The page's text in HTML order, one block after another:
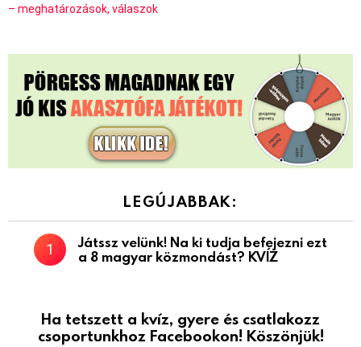
– meghatározások, válaszok
LEGÚJABBAK:
Játssz velünk! Na ki tudja befejezni ezt
a 8 magyar közmondást? KVÍZ
Ha tetszett a kvíz, gyere és csatlakozz
csoportunkhoz Facebookon! Köszönjük!